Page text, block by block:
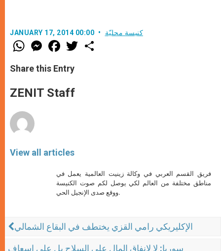
JANUARY 17, 2014 00:00 كنيسة محليّة
W
h
t
s
p
p
M
e
s
e
g
e
F
a
e
b
o
k
w
Share this Entry
ZENIT Staff
View all articles
فريق القسم العربي في وكالة زينيت العالمية يعمل في
مناطق مختلفة من العالم لكي يوصل لكم صوت الكنيسة
ووقع صدى الإنجيل الحي.
الإكليريكي رامي القزي يختطف في البقاع الشمالي
سوريا: لا لإنفاق المال على السلاح بل على إسعاف